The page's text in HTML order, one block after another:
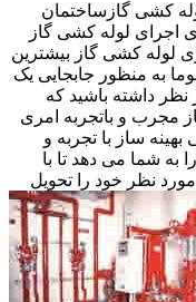
کشی گازساختمان
اجرای لوله کشی گاز
لوله کشی گاز بیشترین
به منظور جابجایی یک
نظر داشته باشید که
مجرب و باتجربه امری
ساز با تجربه و
به شما می دهد تا با
نظر خود را تحویل